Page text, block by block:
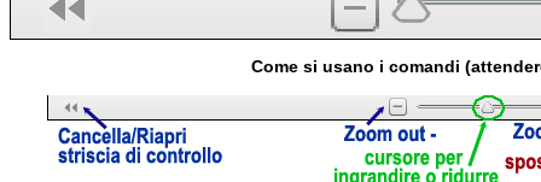
Come si usano i comandi